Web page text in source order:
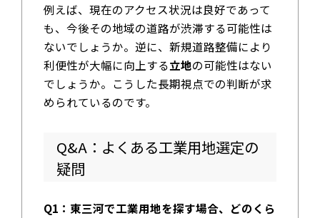
例えば、現在のアクセス状況は良好であって
も、今後その地域の道路が渋滞する可能性は
ないでしょうか。逆に、新規道路整備により
利便性が大幅に向上する立地の可能性はない
でしょうか。こうした長期視点での判断が求
められているのです。
Q&A：よくある工業用地選定の
疑問
Q1：東三河で工業用地を探す場合、どのくら